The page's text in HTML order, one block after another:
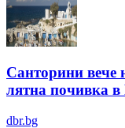
Санторини вече
лятна почивка
dbr.bg